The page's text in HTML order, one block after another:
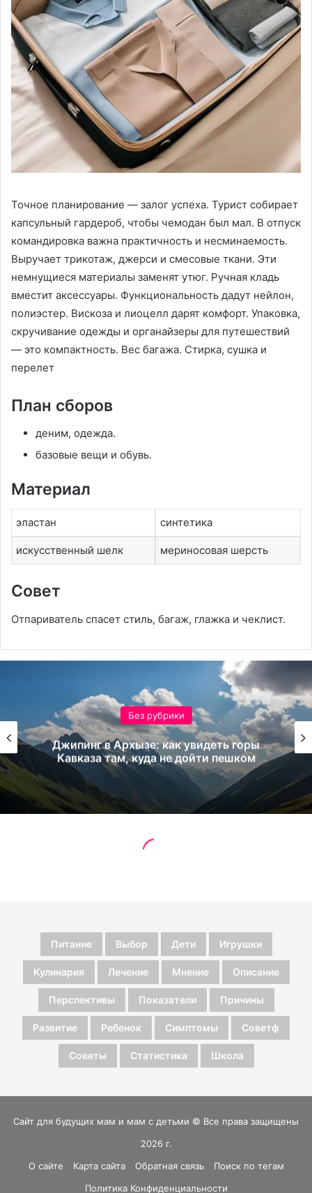
Питание Выбор Дети Игрушки
Кулинария Лечение Мнение Описание
Перспективы Показатели Причины
Развитие Ребенок Симптомы Советф
Советы Статистика Школа
Сайт для будущих мам и мам с детьми © Все права защищены
2026 г.
О сайте
Карта сайта Обратная связь
Поиск по тегам
Политика Конфиденциальности